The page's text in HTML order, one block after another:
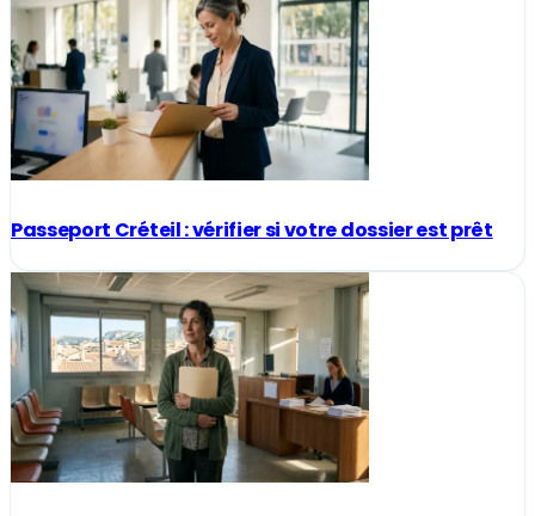
Passeport Créteil : vérifier si votre dossier est prêt